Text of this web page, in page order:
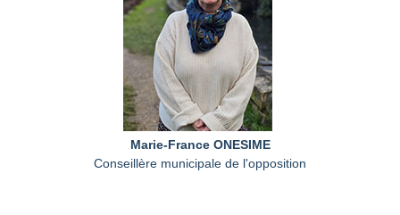
Marie-France ONESIME
Conseillère municipale de l'opposition